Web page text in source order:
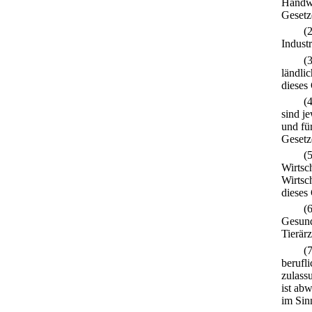
dieses
sind
und
dieses
ist
im